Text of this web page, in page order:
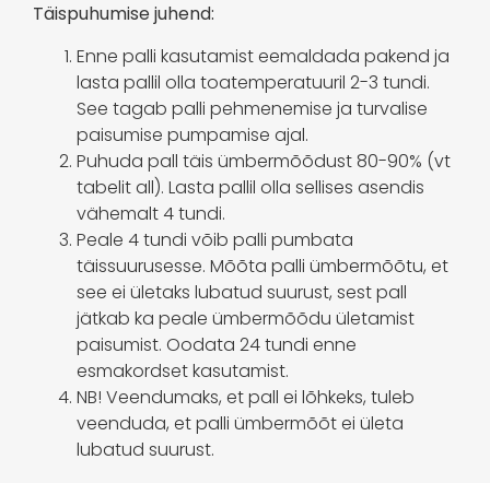
Täispuhumise juhend:
Enne palli kasutamist eemaldada pakend ja
lasta pallil olla toatemperatuuril 2-3 tundi.
See tagab palli pehmenemise ja turvalise
paisumise pumpamise ajal.
Puhuda pall täis ümbermõõdust 80-90% (vt
tabelit all). Lasta pallil olla sellises asendis
vähemalt 4 tundi.
Peale 4 tundi võib palli pumbata
täissuurusesse. Mõõta palli ümbermõõtu, et
see ei ületaks lubatud suurust, sest pall
jätkab ka peale ümbermõõdu ületamist
paisumist. Oodata 24 tundi enne
esmakordset kasutamist.
NB! Veendumaks, et pall ei lõhkeks, tuleb
veenduda, et palli ümbermõõt ei ületa
lubatud suurust.